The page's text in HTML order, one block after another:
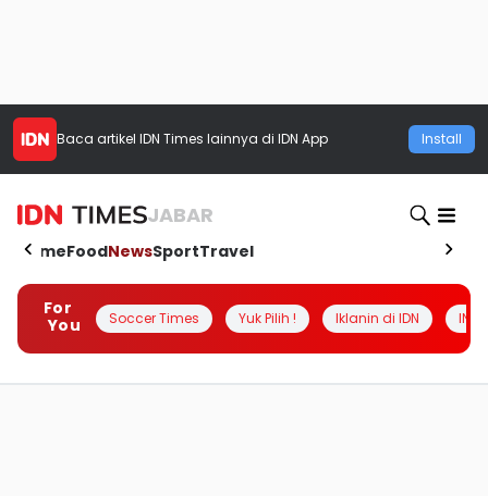
Baca artikel IDN Times lainnya di IDN App Install
JABAR
HomeFoodNewsSportTravel
For
You
Soccer Times Yuk Pilih ! Iklanin di IDN